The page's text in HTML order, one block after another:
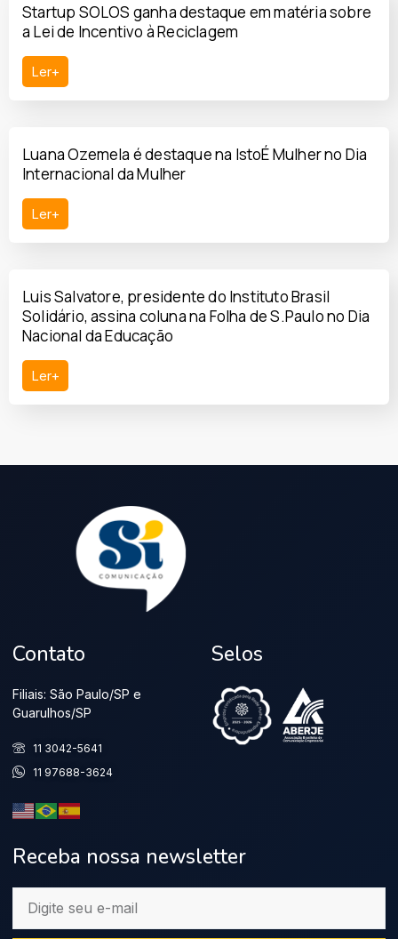
Startup SOLOS ganha destaque em matéria sobre
a Lei de Incentivo à Reciclagem
Ler+
Luana Ozemela é destaque na IstoÉ Mulher no Dia
Internacional da Mulher
Ler+
Luis Salvatore, presidente do Instituto Brasil
Solidário, assina coluna na Folha de S.Paulo no Dia
Nacional da Educação
Ler+
Contato
Filiais: São Paulo/SP e
Guarulhos/SP
11 3042-5641
11 97688-3624
Selos
Receba nossa newsletter